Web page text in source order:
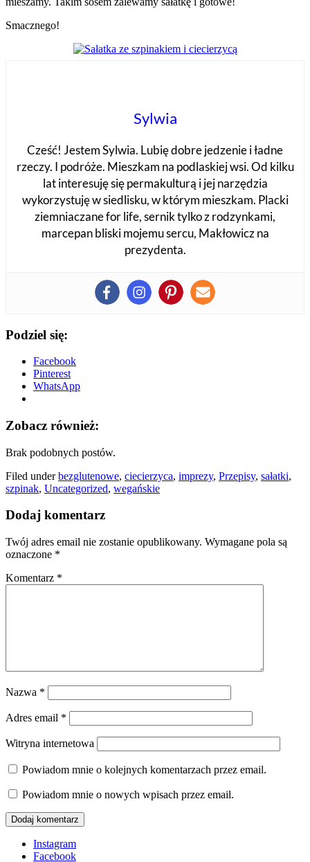
Smacznego!
Sylwia
Cześć! Jestem Sylwia. Lubię dobre jedzenie i ładne
rzeczy. I podróże. Mieszkam na podlaskiej wsi. Od kilku
lat interesuję się permakulturą i jej narzędzia
wykorzystuję w siedlisku, w którym mieszkam. Placki
ziemniaczane for life, sernik tylko z rodzynkami,
marcepan bliski mojemu sercu, Makłowicz na
prezydenta.
Podziel się:
Facebook
Pinterest
WhatsApp
Zobacz również:
Brak podobnych postów.
Filed underbezglutenowe, ciecierzyca, imprezy, Przepisy, sałatki,
szpinak, Uncategorized, wegańskie
Dodaj komentarz
Twój adres email nie zostanie opublikowany. Wymagane pola są
oznaczone *
Komentarz *
Nazwa *
Adres email *
Witryna internetowa
Powiadom mnie o kolejnych komentarzach przez email.
Powiadom mnie o nowych wpisach przez email.
Instagram
Facebook